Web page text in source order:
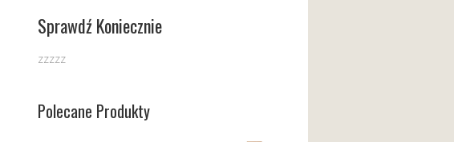
Sprawdź Koniecznie
zzzzz
Polecane Produkty